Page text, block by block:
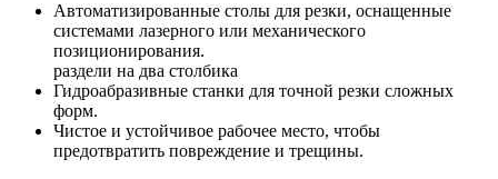
Автоматизированные столы для резки, оснащенные
системами лазерного или механического
позиционирования.
раздели на два столбика
Гидроабразивные станки для точной резки сложных
форм.
Чистое и устойчивое рабочее место, чтобы
предотвратить повреждение и трещины.